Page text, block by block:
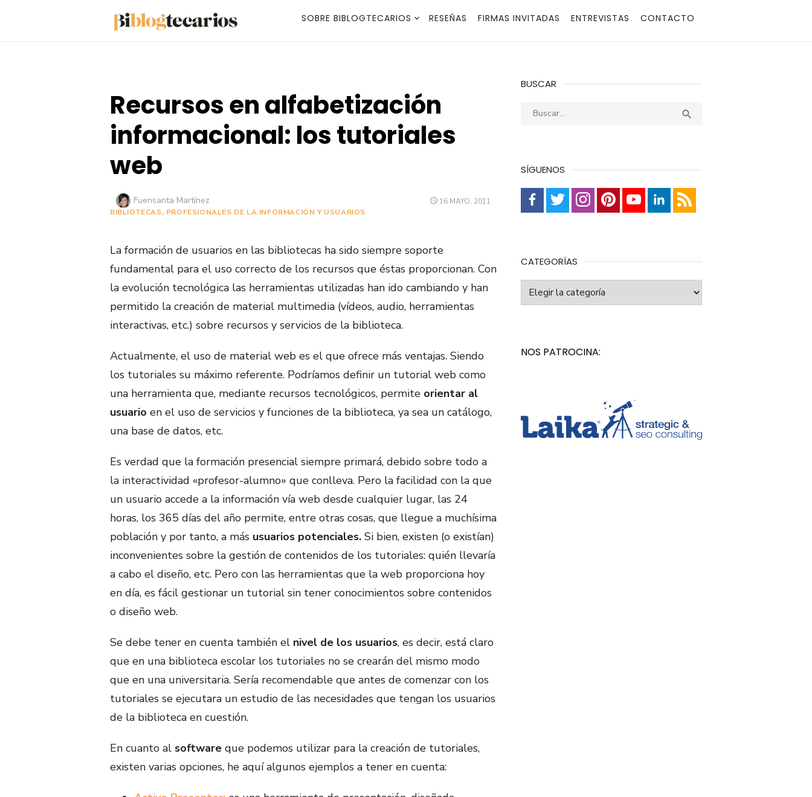
SOBRE BIBLOGTECARIOS RESEÑAS FIRMAS INVITADAS ENTREVISTAS CONTACTO
Recursos en alfabetización
informacional: los tutoriales
web
PUBLICADO
16 MAYO, 2011
Autor
Fuensanta Martínez
BIBLIOTECAS, PROFESIONALES DE LA INFORMACIÓN Y USUARIOS
La formación de usuarios en las bibliotecas ha sido siempre soporte
fundamental para el uso correcto de los recursos que éstas proporcionan. Con
la evolución tecnológica las herramientas utilizadas han ido cambiando y han
permitido la creación de material multimedia (vídeos, audio, herramientas
interactivas, etc.) sobre recursos y servicios de la biblioteca.
Actualmente, el uso de material web es el que ofrece más ventajas. Siendo
los tutoriales su máximo referente. Podríamos definir un tutorial web como
una herramienta que, mediante recursos tecnológicos, permite orientar al
usuario en el uso de servicios y funciones de la biblioteca, ya sea un catálogo,
una base de datos, etc.
Es verdad que la formación presencial siempre primará, debido sobre todo a
la interactividad «profesor-alumno» que conlleva. Pero la facilidad con la que
un usuario accede a la información vía web desde cualquier lugar, las 24
horas, los 365 días del año permite, entre otras cosas, que llegue a muchísima
población y por tanto, a más usuarios potenciales. Si bien, existen (o existían)
inconvenientes sobre la gestión de contenidos de los tutoriales: quién llevaría
a cabo el diseño, etc. Pero con las herramientas que la web proporciona hoy
en día, es fácil gestionar un tutorial sin tener conocimientos sobre contenidos
o diseño web.
Se debe tener en cuenta también el nivel de los usuarios, es decir, está claro
que en una biblioteca escolar los tutoriales no se crearán del mismo modo
que en una universitaria. Sería recomendable que antes de comenzar con los
tutoriales se ejecutara un estudio de las necesidades que tengan los usuarios
de la biblioteca en cuestión.
En cuanto al software que podemos utilizar para la creación de tutoriales,
existen varias opciones, he aquí algunos ejemplos a tener en cuenta:
BUSCAR
Buscar: 
SÍGUENOS
CATEGORÍAS
NOS PATROCINA: